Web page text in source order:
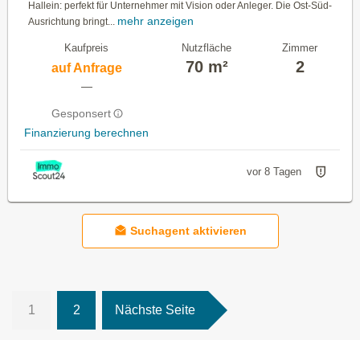
Hallein: perfekt für Unternehmer mit Vision oder Anleger. Die Ost-Süd-
Ausrichtung bringt...
mehr anzeigen
Kaufpreis
auf Anfrage
—
Gesponsert
Finanzierung berechnen
Nutzfläche
70 m²
Zimmer
2
vor 8 Tagen
Suchagent aktivieren
1 2 Nächste Seite